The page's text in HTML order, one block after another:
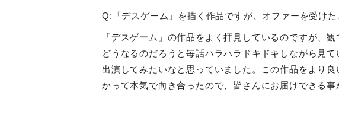
Q:「デスゲーム」を描く作品ですが、オファーを受けた
「デスゲーム」の作品をよく拝見しているのですが、
どうなるのだろうと毎話ハラハラドキドキしながら見
出演してみたいなと思っていました。この作品をより
かって本気で向き合ったので、皆さんにお届けできる事